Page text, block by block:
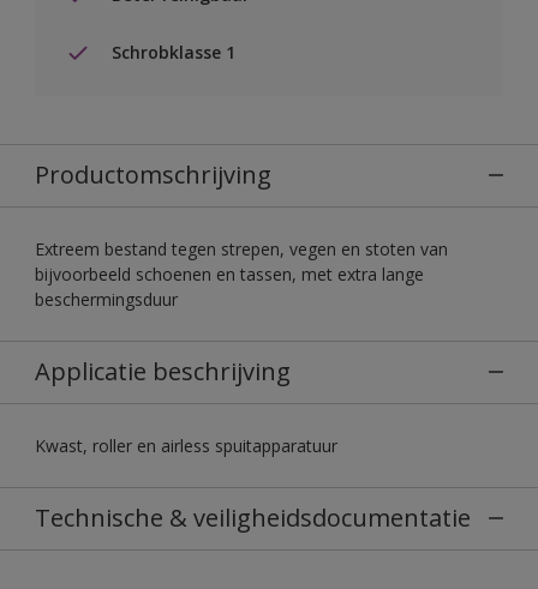
Schrobklasse 1
Productomschrijving
Extreem bestand tegen strepen, vegen en stoten van
bijvoorbeeld schoenen en tassen, met extra lange
beschermingsduur
Applicatie beschrijving
Kwast, roller en airless spuitapparatuur
Technische & veiligheidsdocumentatie